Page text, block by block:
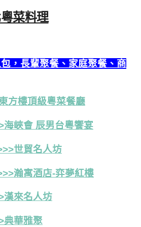
菜料理
，長輩聚餐、家庭聚餐、商
方樓頂級粵菜餐廳
海峽會 辰男台粵饗宴
世貿名人坊
瀚寓酒店-弈夢紅樓
漢來名人坊
典華雅聚